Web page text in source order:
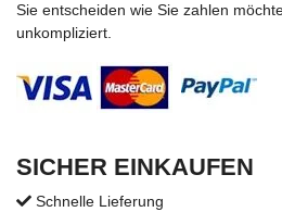
Sie entscheiden wie Sie zahlen
unkompliziert.
SICHER EINKAUFEN
Schnelle Lieferung